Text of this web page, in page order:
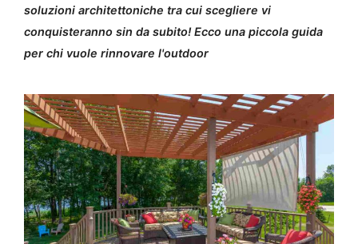
soluzioni architettoniche tra cui scegliere vi
conquisteranno sin da subito! Ecco una piccola guida
per chi vuole rinnovare l'outdoor